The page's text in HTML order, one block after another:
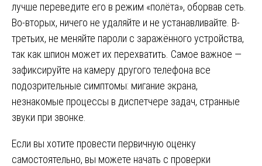
лучше переведите его в режим «полёта», оборвав сеть.
Во-вторых, ничего не удаляйте и не устанавливайте. В-
третьих, не меняйте пароли с заражённого устройства,
так как шпион может их перехватить. Самое важное —
зафиксируйте на камеру другого телефона все
подозрительные симптомы: мигание экрана,
незнакомые процессы в диспетчере задач, странные
звуки при звонке.
Если вы хотите провести первичную оценку
самостоятельно, вы можете начать с проверки